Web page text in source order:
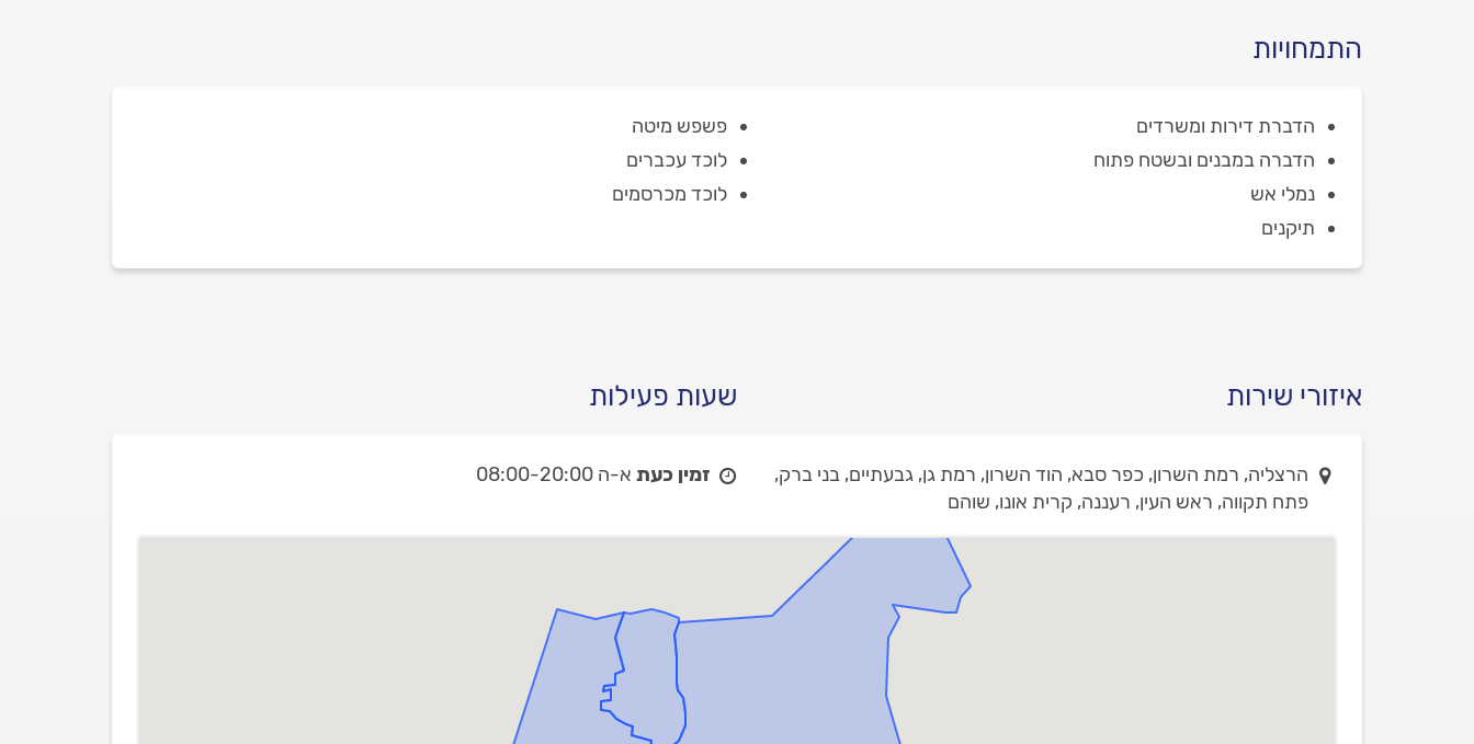
התמחויות
הדברת דירות ומשרדים
הדברה במבנים ובשטח פתוח
נמלי אש
תיקנים
פשפש מיטה
לוכד עכברים
לוכד מכרסמים
איזורי שירות שעות פעילות
הרצליה, רמת השרון, כפר סבא, הוד השרון, רמת גן, גבעתיים, בני ברק,
פתח תקווה, ראש העין, רעננה, קרית אונו, שוהם
זמין כעת א-ה 08:00-20:00